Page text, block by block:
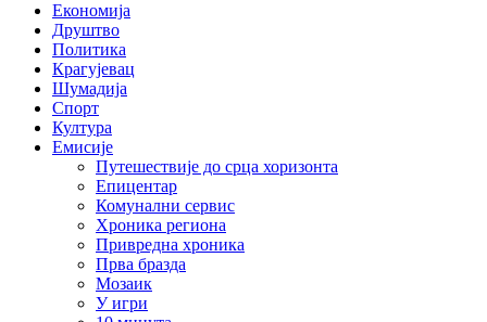
Економија
Друштво
Политика
Крагујевац
Шумадија
Спорт
Култура
Емисије
Путешествије до срца хоризонта
Епицентар
Комунални сервис
Хроника региона
Привредна хроника
Прва бразда
Мозаик
У игри